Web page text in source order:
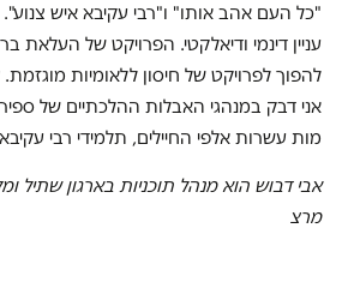
"כל העם אהב אותו" ו"רבי עקיבא איש צנוע".
עניין דינמי ודיאלקטי. הפרויקט של העלאת
להפוך לפרויקט של חיסון ללאומיות
אני דבק במנהגי האבלות ההלכתיים של
מות עשרות אלפי החיילים, תלמידי רבי
אבי דבוש הוא מנהל תוכניות בארגון שתיל
מרצ